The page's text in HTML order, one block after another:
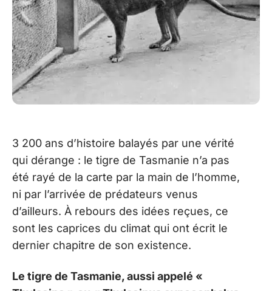
3 200 ans d’histoire balayés par une vérité
qui dérange : le tigre de Tasmanie n’a pas
été rayé de la carte par la main de l’homme,
ni par l’arrivée de prédateurs venus
d’ailleurs. À rebours des idées reçues, ce
sont les caprices du climat qui ont écrit le
dernier chapitre de son existence.
Le tigre de Tasmanie, aussi appelé «